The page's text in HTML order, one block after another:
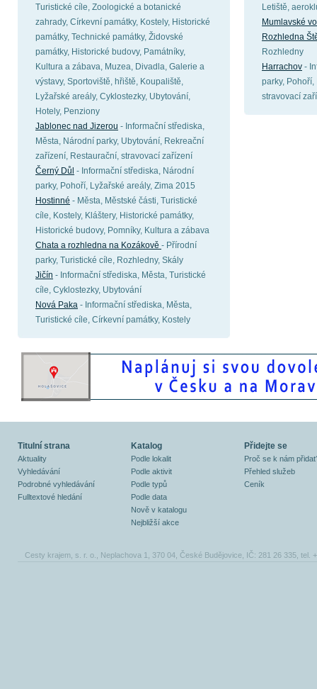
Turistické cíle, Zoologické a botanické
zahrady, Církevní památky, Kostely, Historické
památky, Technické památky, Židovské
památky, Historické budovy, Památníky,
Kultura a zábava, Muzea, Divadla, Galerie a
výstavy, Sportoviště, hřiště, Koupaliště,
Lyžařské areály, Cyklostezky, Ubytování,
Hotely, Penziony
Jablonec nad Jizerou - Informační střediska,
Města, Národní parky, Ubytování, Rekreační
zařízení, Restaurační, stravovací zařízení
Černý Důl - Informační střediska, Národní
parky, Pohoří, Lyžařské areály, Zima 2015
Hostinné - Města, Městské části, Turistické
cíle, Kostely, Kláštery, Historické památky,
Historické budovy, Pomníky, Kultura a zábava
Chata a rozhledna na Kozákově - Přírodní
parky, Turistické cíle, Rozhledny, Skály
Jičín - Informační střediska, Města, Turistické
cíle, Cyklostezky, Ubytování
Nová Paka - Informační střediska, Města,
Turistické cíle, Církevní památky, Kostely
Letiště,
Mumlavské
Rozhledna
Rozhledny
Harrachov -
parky, Pohoří,
stravovací
Titulní strana
Aktuality
Vyhledávání
Podrobné vyhledávání
Fulltextové hledání
Katalog
Podle lokalit
Podle aktivit
Podle typů
Podle data
Nově v katalogu
Nejbližší akce
Přidejte se
Proč se k nám
Přehled služeb
Ceník
Cesty krajem, s. r. o., Neplachova 1, 370 04, České Budějovice, IČ: 281 26 335, tel.